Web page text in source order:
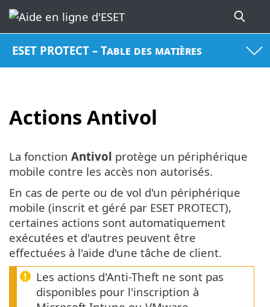
ESET PROTECT – Table des matières
Actions Antivol
La fonction Antivol protège un périphérique
mobile contre les accès non autorisés.
En cas de perte ou de vol d'un périphérique
mobile (inscrit et géré par ESET PROTECT),
certaines actions sont automatiquement
exécutées et d'autres peuvent être
effectuées à l'aide d'une tâche de client.
Les actions d'Anti-Theft ne sont pas
disponibles pour l'inscription à